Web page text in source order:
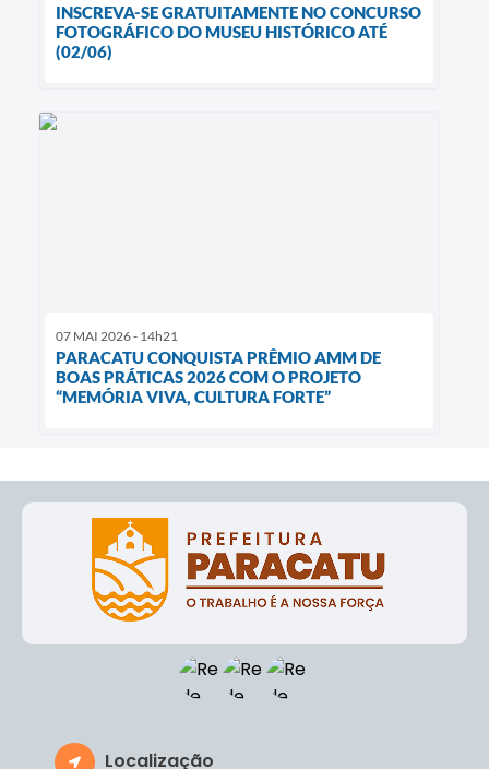
INSCREVA-SE GRATUITAMENTE NO CONCURSO
FOTOGRÁFICO DO MUSEU HISTÓRICO ATÉ
(02/06)
07 MAI 2026 - 14h21
PARACATU CONQUISTA PRÊMIO AMM DE
BOAS PRÁTICAS 2026 COM O PROJETO
“MEMÓRIA VIVA, CULTURA FORTE”
Localização